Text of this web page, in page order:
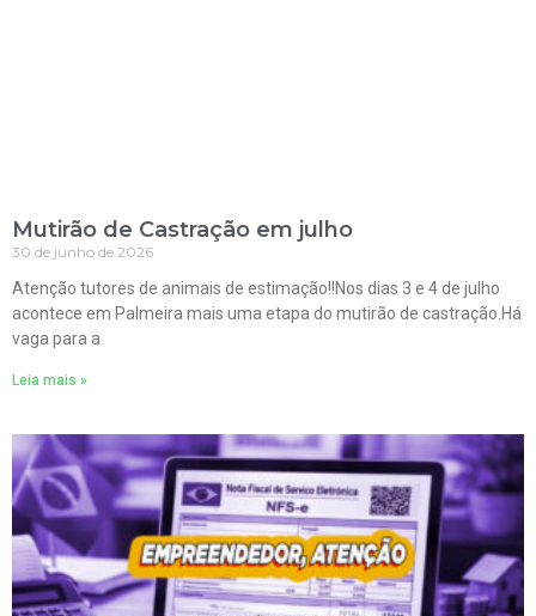
Mutirão de Castração em julho
30 de junho de 2026
Atenção tutores de animais de estimação!!Nos dias 3 e 4 de julho
acontece em Palmeira mais uma etapa do mutirão de castração.Há
vaga para a
Leia mais »